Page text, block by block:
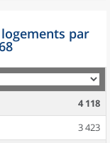
par
4 118
3 423